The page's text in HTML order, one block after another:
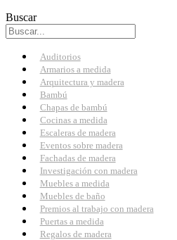
Buscar
Auditorios
Armarios a medida
Arquitectura y madera
Bambú
Chapas de bambú
Cocinas a medida
Escaleras de madera
Eventos sobre madera
Fachadas de madera
Investigación con madera
Muebles a medida
Muebles de baño
Premios al trabajo con madera
Puertas a medida
Regalos de madera